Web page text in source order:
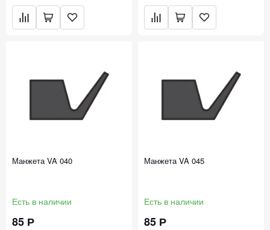
Манжета VA 040
Есть в наличии
85 Р
Манжета VA 045
Есть в наличии
85 Р